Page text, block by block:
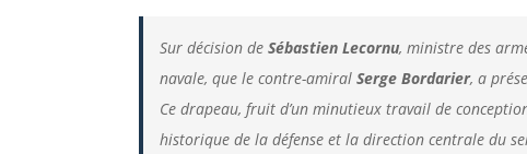
Sur décision de Sébastien Lecornu, ministre des
navale, que le contre-amiral Serge Bordarier, a
Ce drapeau, fruit d’un minutieux travail de
historique de la défense et la direction centrale du